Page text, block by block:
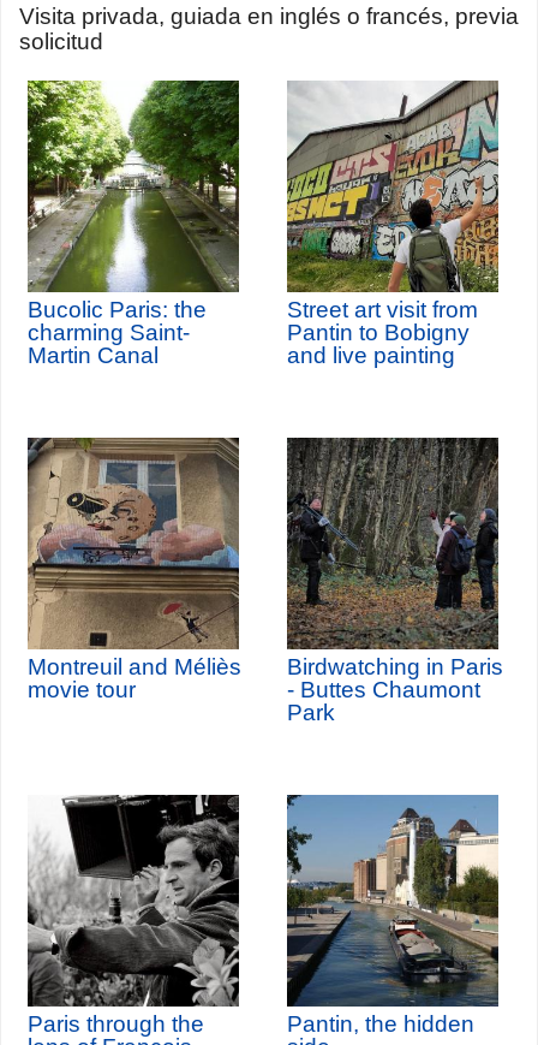
Visita privada, guiada en inglés o francés, previa
solicitud
Bucolic Paris: the
charming Saint-
Martin Canal
Street art visit from
Pantin to Bobigny
and live painting
Montreuil and Méliès
movie tour
Birdwatching in Paris
- Buttes Chaumont
Park
Paris through the
Pantin, the hidden